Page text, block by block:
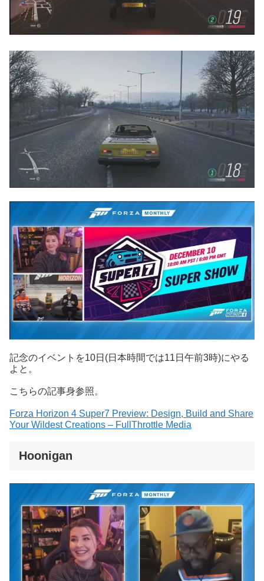
記念のイベントを10日(日本時間では11日午前3時)にやる
よと。
こちらの記事身参照。
Forza Horizon 4 Super7 Preview: Design, Build and Share
Your Wildest Creations – FullThrottle Media
Hoonigan